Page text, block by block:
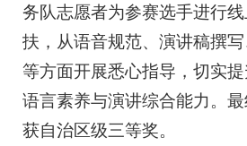
务队志愿者为参赛选手进行
扶，从语音规范、演讲稿撰
等方面开展悉心指导，切实
语言素养与演讲综合能力。
获自治区级三等奖。